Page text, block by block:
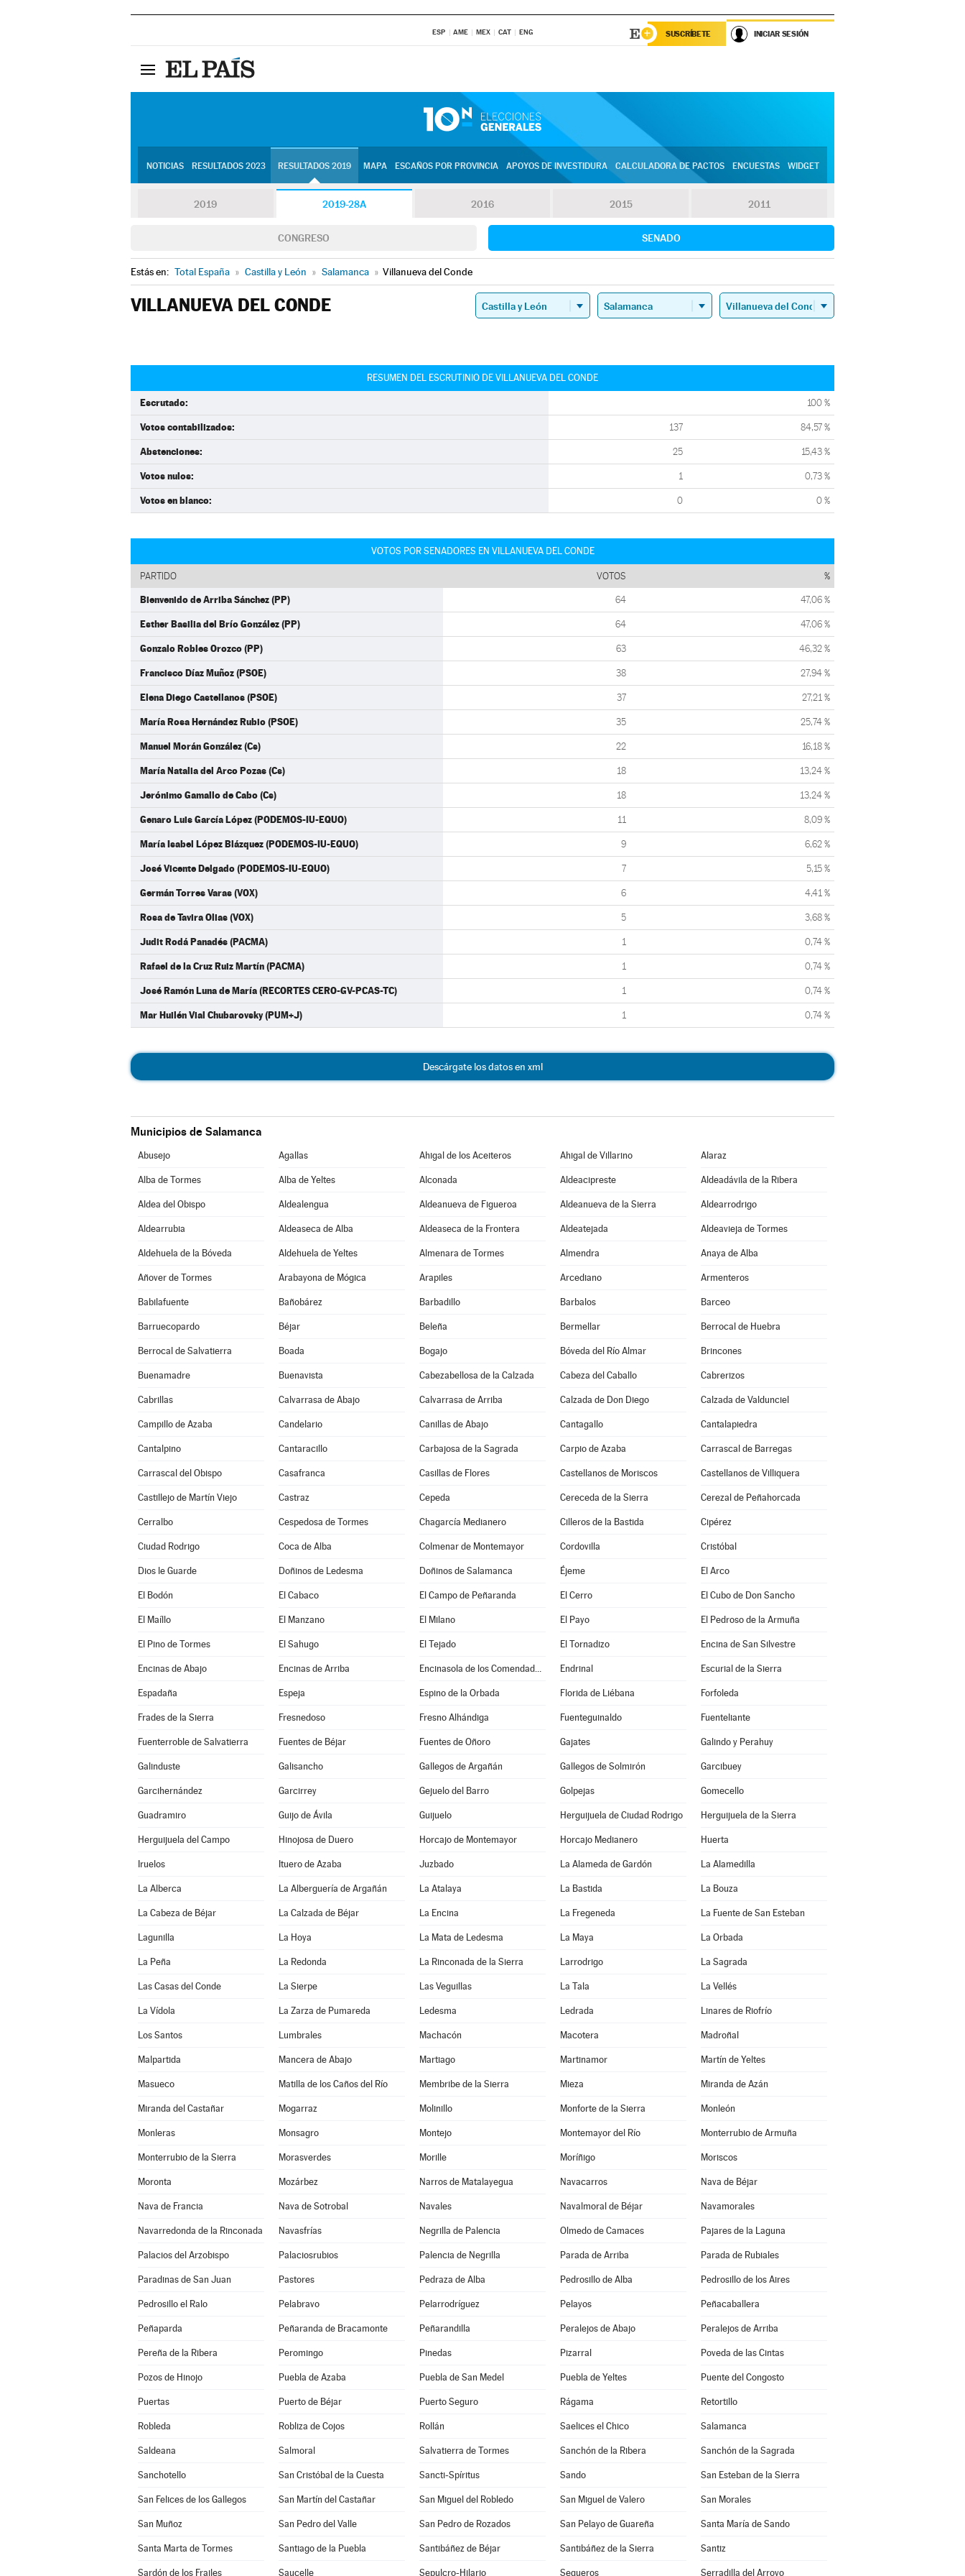
ESP AME MEX CAT ENG SUSCRÍBETE INICIAR SESIÓN
NOTICIAS RESULTADOS 2023 RESULTADOS 2019 MAPA ESCAÑOS POR PROVINCIA APOYOS DE INVESTIDURA CALCULADORA DE PACTOS ENCUESTAS WIDGET
2019 2019-28A 2016 2015 2011
CONGRESO SENADO
Estás en: Total España » Castilla y León » Salamanca » Villanueva del Conde
VILLANUEVA DEL CONDE
RESUMEN DEL ESCRUTINIO DE VILLANUEVA DEL CONDE
Escrutado: 100 %
Votos contabilizados: 137 84,57 %
Abstenciones: 25 15,43 %
Votos nulos: 1 0,73 %
Votos en blanco: 0 0 %
VOTOS POR SENADORES EN VILLANUEVA DEL CONDE
PARTIDO VOTOS %
Bienvenido de Arriba Sánchez (PP) 64 47,06 %
Esther Basilia del Brío González (PP) 64 47,06 %
Gonzalo Robles Orozco (PP) 63 46,32 %
Francisco Díaz Muñoz (PSOE) 38 27,94 %
Elena Diego Castellanos (PSOE) 37 27,21 %
María Rosa Hernández Rubio (PSOE) 35 25,74 %
Manuel Morán González (Cs) 22 16,18 %
María Natalia del Arco Pozas (Cs) 18 13,24 %
Jerónimo Gamallo de Cabo (Cs) 18 13,24 %
Genaro Luis García López (PODEMOS-IU-EQUO) 11 8,09 %
María Isabel López Blázquez (PODEMOS-IU-EQUO) 9 6,62 %
José Vicente Delgado (PODEMOS-IU-EQUO) 7 5,15 %
Germán Torres Varas (VOX) 6 4,41 %
Rosa de Tavira Olias (VOX) 5 3,68 %
Judit Rodá Panadés (PACMA) 1 0,74 %
Rafael de la Cruz Ruiz Martín (PACMA) 1 0,74 %
José Ramón Luna de María (RECORTES CERO-GV-PCAS-TC) 1 0,74 %
Mar Huilén Vial Chubarovsky (PUM+J) 1 0,74 %
Descárgate los datos en xml
Municipios de Salamanca
Abusejo Agallas Ahigal de los Aceiteros Ahigal de Villarino Alaraz
Alba de Tormes Alba de Yeltes Alconada Aldeacipreste Aldeadávila de la Ribera
Aldea del Obispo Aldealengua Aldeanueva de Figueroa Aldeanueva de la Sierra Aldearrodrigo
Aldearrubia Aldeaseca de Alba Aldeaseca de la Frontera Aldeatejada Aldeavieja de Tormes
Aldehuela de la Bóveda Aldehuela de Yeltes Almenara de Tormes Almendra Anaya de Alba
Añover de Tormes Arabayona de Mógica Arapiles Arcediano Armenteros
Babilafuente Bañobárez Barbadillo Barbalos Barceo
Barruecopardo Béjar Beleña Bermellar Berrocal de Huebra
Berrocal de Salvatierra Boada Bogajo Bóveda del Río Almar Brincones
Buenamadre Buenavista Cabezabellosa de la Calzada Cabeza del Caballo Cabrerizos
Cabrillas Calvarrasa de Abajo Calvarrasa de Arriba Calzada de Don Diego Calzada de Valdunciel
Campillo de Azaba Candelario Canillas de Abajo Cantagallo Cantalapiedra
Cantalpino Cantaracillo Carbajosa de la Sagrada Carpio de Azaba Carrascal de Barregas
Carrascal del Obispo Casafranca Casillas de Flores Castellanos de Moriscos Castellanos de Villiquera
Castillejo de Martín Viejo Castraz Cepeda Cereceda de la Sierra Cerezal de Peñahorcada
Cerralbo Cespedosa de Tormes Chagarcía Medianero Cilleros de la Bastida Cipérez
Ciudad Rodrigo Coca de Alba Colmenar de Montemayor Cordovilla Cristóbal
Dios le Guarde Doñinos de Ledesma Doñinos de Salamanca Éjeme El Arco
El Bodón El Cabaco El Campo de Peñaranda El Cerro El Cubo de Don Sancho
El Maíllo El Manzano El Milano El Payo El Pedroso de la Armuña
El Pino de Tormes El Sahugo El Tejado El Tornadizo Encina de San Silvestre
Encinas de Abajo Encinas de Arriba Encinasola de los Comendadores Endrinal Escurial de la Sierra
Espadaña Espeja Espino de la Orbada Florida de Liébana Forfoleda
Frades de la Sierra Fresnedoso Fresno Alhándiga Fuenteguinaldo Fuenteliante
Fuenterroble de Salvatierra Fuentes de Béjar Fuentes de Oñoro Gajates Galindo y Perahuy
Galinduste Galisancho Gallegos de Argañán Gallegos de Solmirón Garcibuey
Garcihernández Garcirrey Gejuelo del Barro Golpejas Gomecello
Guadramiro Guijo de Ávila Guijuelo Herguijuela de Ciudad Rodrigo Herguijuela de la Sierra
Herguijuela del Campo Hinojosa de Duero Horcajo de Montemayor Horcajo Medianero Huerta
Iruelos Ituero de Azaba Juzbado La Alameda de Gardón La Alamedilla
La Alberca La Alberguería de Argañán La Atalaya La Bastida La Bouza
La Cabeza de Béjar La Calzada de Béjar La Encina La Fregeneda La Fuente de San Esteban
Lagunilla La Hoya La Mata de Ledesma La Maya La Orbada
La Peña La Redonda La Rinconada de la Sierra Larrodrigo La Sagrada
Las Casas del Conde La Sierpe Las Veguillas La Tala La Vellés
La Vídola La Zarza de Pumareda Ledesma Ledrada Linares de Riofrío
Los Santos Lumbrales Machacón Macotera Madroñal
Malpartida Mancera de Abajo Martiago Martinamor Martín de Yeltes
Masueco Matilla de los Caños del Río Membribe de la Sierra Mieza Miranda de Azán
Miranda del Castañar Mogarraz Molinillo Monforte de la Sierra Monleón
Monleras Monsagro Montejo Montemayor del Río Monterrubio de Armuña
Monterrubio de la Sierra Morasverdes Morille Moríñigo Moriscos
Moronta Mozárbez Narros de Matalayegua Navacarros Nava de Béjar
Nava de Francia Nava de Sotrobal Navales Navalmoral de Béjar Navamorales
Navarredonda de la Rinconada Navasfrías Negrilla de Palencia Olmedo de Camaces Pajares de la Laguna
Palacios del Arzobispo Palaciosrubios Palencia de Negrilla Parada de Arriba Parada de Rubiales
Paradinas de San Juan Pastores Pedraza de Alba Pedrosillo de Alba Pedrosillo de los Aires
Pedrosillo el Ralo Pelabravo Pelarrodríguez Pelayos Peñacaballera
Peñaparda Peñaranda de Bracamonte Peñarandilla Peralejos de Abajo Peralejos de Arriba
Pereña de la Ribera Peromingo Pinedas Pizarral Poveda de las Cintas
Pozos de Hinojo Puebla de Azaba Puebla de San Medel Puebla de Yeltes Puente del Congosto
Puertas Puerto de Béjar Puerto Seguro Rágama Retortillo
Robleda Robliza de Cojos Rollán Saelices el Chico Salamanca
Saldeana Salmoral Salvatierra de Tormes Sanchón de la Ribera Sanchón de la Sagrada
Sanchotello San Cristóbal de la Cuesta Sancti-Spíritus Sando San Esteban de la Sierra
San Felices de los Gallegos San Martín del Castañar San Miguel del Robledo San Miguel de Valero San Morales
San Muñoz San Pedro del Valle San Pedro de Rozados San Pelayo de Guareña Santa María de Sando
Santa Marta de Tormes Santiago de la Puebla Santibáñez de Béjar Santibáñez de la Sierra Santiz
Sardón de los Frailes Saucelle Sepulcro-Hilario Sequeros Serradilla del Arroyo